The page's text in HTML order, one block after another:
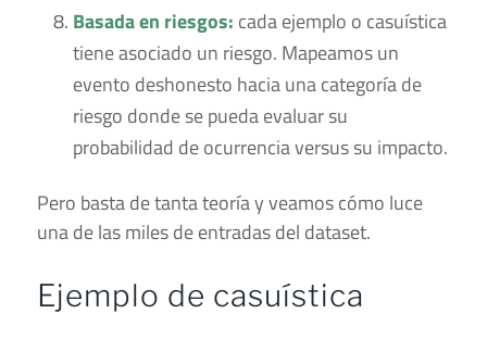
Basada en riesgos: cada ejemplo o casuística
tiene asociado un riesgo. Mapeamos un
evento deshonesto hacia una categoría de
riesgo donde se pueda evaluar su
probabilidad de ocurrencia versus su impacto.
Pero basta de tanta teoría y veamos cómo luce
una de las miles de entradas del dataset.
Ejemplo de casuística